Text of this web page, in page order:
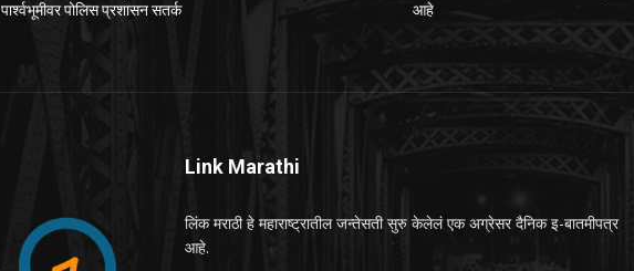
पार्श्वभूमीवर पोलिस प्रशासन सतर्क
आहे
Link Marathi
लिंक मराठी हे महाराष्ट्रातील जन्तेसती सुरु केलेलं एक अग्रेसर दैनिक इ-बातमीपत्र
आहे.